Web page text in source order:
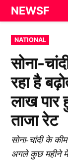
Skip
to
content
NEWSF
POSTED
IN
NATIONAL
सोना-
रहा है
लाख पार
ताजा रेट
सोना-चांदी के
अगले कुछ महीने में